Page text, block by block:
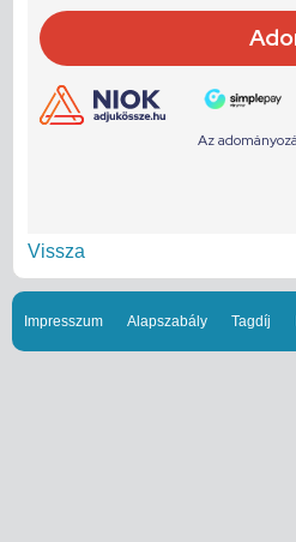
Vissza
Impresszum Alapszabály Tagdíj